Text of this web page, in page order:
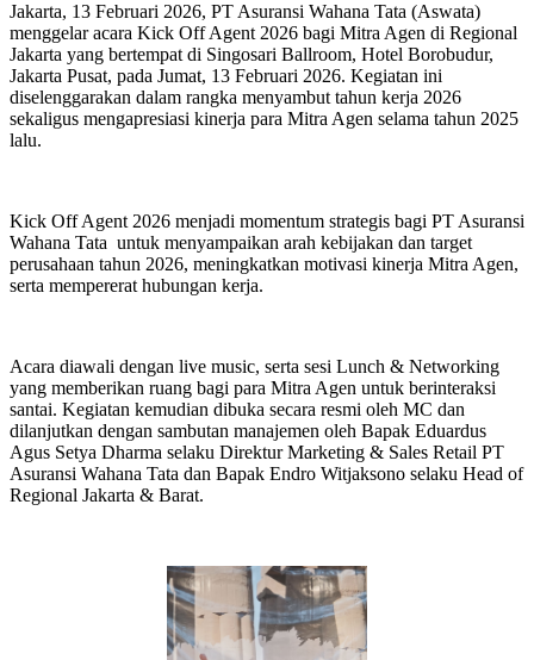
Jakarta, 13 Februari 2026, PT Asuransi Wahana Tata (Aswata)
menggelar acara Kick Off Agent 2026 bagi Mitra Agen di Regional
Jakarta yang bertempat di Singosari Ballroom, Hotel Borobudur,
Jakarta Pusat, pada Jumat, 13 Februari 2026. Kegiatan ini
diselenggarakan dalam rangka menyambut tahun kerja 2026
sekaligus mengapresiasi kinerja para Mitra Agen selama tahun 2025
lalu.
Kick Off Agent 2026 menjadi momentum strategis bagi PT Asuransi
Wahana Tata untuk menyampaikan arah kebijakan dan target
perusahaan tahun 2026, meningkatkan motivasi kinerja Mitra Agen,
serta mempererat hubungan kerja.
Acara diawali dengan live music, serta sesi Lunch & Networking
yang memberikan ruang bagi para Mitra Agen untuk berinteraksi
santai. Kegiatan kemudian dibuka secara resmi oleh MC dan
dilanjutkan dengan sambutan manajemen oleh Bapak Eduardus
Agus Setya Dharma selaku Direktur Marketing & Sales Retail PT
Asuransi Wahana Tata dan Bapak Endro Witjaksono selaku Head of
Regional Jakarta & Barat.